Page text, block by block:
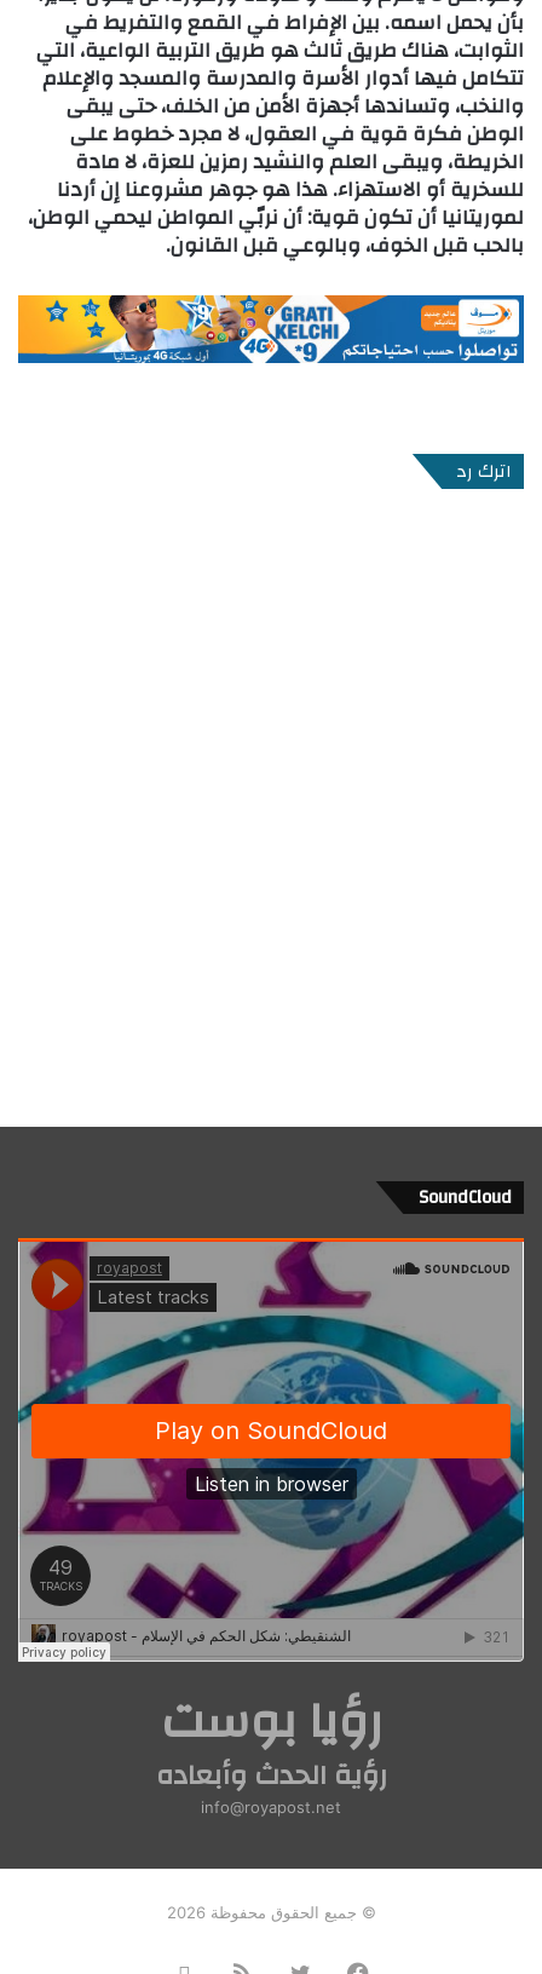
بأن يحمل اسمه. بين الإفراط في القمع والتفريط في
الثوابت، هناك طريق ثالث هو طريق التربية الواعية، التي
تتكامل فيها أدوار الأسرة والمدرسة والمسجد والإعلام
والنخب، وتساندها أجهزة الأمن من الخلف، حتى يبقى
الوطن فكرة قوية في العقول، لا مجرد خطوط على
الخريطة، ويبقى العلم والنشيد رمزين للعزة، لا مادة
للسخرية أو الاستهزاء. هذا هو جوهر مشروعنا إن أردنا
لموريتانيا أن تكون قوية: أن نربّي المواطن ليحمي الوطن،
بالحب قبل الخوف، وبالوعي قبل القانون.
اترك رد
SoundCloud
رؤيا بوست
رؤية الحدث وأبعاده
info@royapost.net
© جميع الحقوق محفوظة 2026